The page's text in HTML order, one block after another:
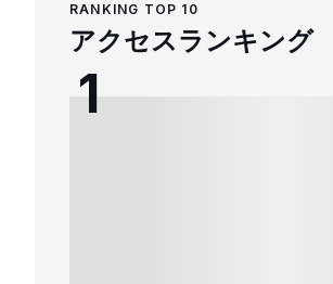
RANKING TOP 10
アクセスランキング